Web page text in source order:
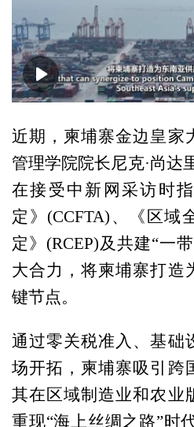
00:00
近期，柬埔寨金边皇家
管理学院院长尼克·尚达
在接受中新网采访时
定》(CCFTA)、《区域
定》(RCEP)及共建“一
大合力，将柬埔寨打造
键节点。
通过零关税准入、基础
场开拓，柬埔寨吸引跨
其在区域制造业和农业
重现“海上丝绸之路”时